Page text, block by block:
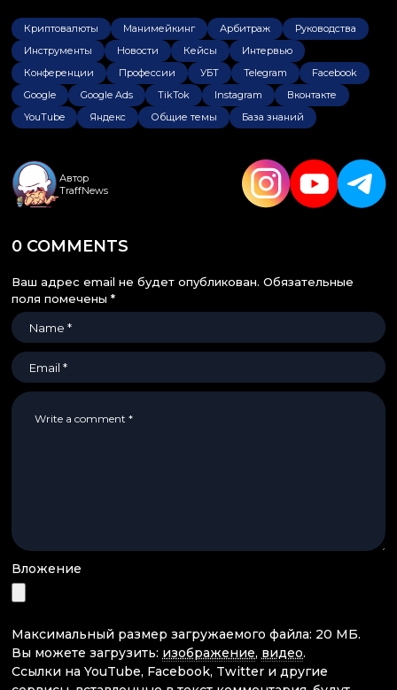
Криптовалюты Манимейкинг Арбитраж
Руководства
Инструменты
Новости Кейсы
Интервью
Конференции
Профессии УБТ Telegram
Facebook
Google
Google Ads TikTok Instagram
Вконтакте
YouTube
Яндекс Общие темы База знаний
Автор
TraffNews
0 COMMENTS
Ваш адрес email не будет опубликован. Обязательные
поля помечены *
Вложение
Максимальный размер загружаемого файла: 20 МБ.
Вы можете загрузить: изображение, видео.
Ссылки на YouTube, Facebook, Twitter и другие